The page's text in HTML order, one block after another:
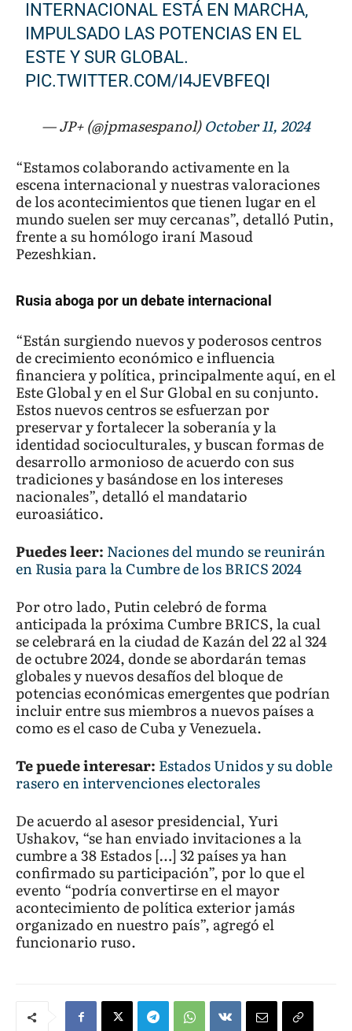
INTERNACIONAL ESTÁ EN MARCHA,
IMPULSADO LAS POTENCIAS EN EL
ESTE Y SUR GLOBAL.
PIC.TWITTER.COM/I4JEVBFEQI
— JP+ (@jpmasespanol)October 11, 2024
“Estamos colaborando activamente en la
escena internacional y nuestras valoraciones
de los acontecimientos que tienen lugar en el
mundo suelen ser muy cercanas”, detalló Putin,
frente a su homólogo iraní Masoud
Pezeshkian.
Rusia aboga por un debate internacional
“Están surgiendo nuevos y poderosos centros
de crecimiento económico e influencia
financiera y política, principalmente aquí, en el
Este Global y en el Sur Global en su conjunto.
Estos nuevos centros se esfuerzan por
preservar y fortalecer la soberanía y la
identidad socioculturales, y buscan formas de
desarrollo armonioso de acuerdo con sus
tradiciones y basándose en los intereses
nacionales”, detalló el mandatario
euroasiático.
Puedes leer: Naciones del mundo se reunirán
en Rusia para la Cumbre de los BRICS 2024
Por otro lado, Putin celebró de forma
anticipada la próxima Cumbre BRICS, la cual
se celebrará en la ciudad de Kazán del 22 al 324
de octubre 2024, donde se abordarán temas
globales y nuevos desafíos del bloque de
potencias económicas emergentes que podrían
incluir entre sus miembros a nuevos países a
como es el caso de Cuba y Venezuela.
Te puede interesar: Estados Unidos y su doble
rasero en intervenciones electorales
De acuerdo al asesor presidencial, Yuri
Ushakov, “se han enviado invitaciones a la
cumbre a 38 Estados […] 32 países ya han
confirmado su participación”, por lo que el
evento “podría convertirse en el mayor
acontecimiento de política exterior jamás
organizado en nuestro país”, agregó el
funcionario ruso.